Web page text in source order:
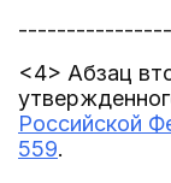
<4> Абзац
Российской
559.